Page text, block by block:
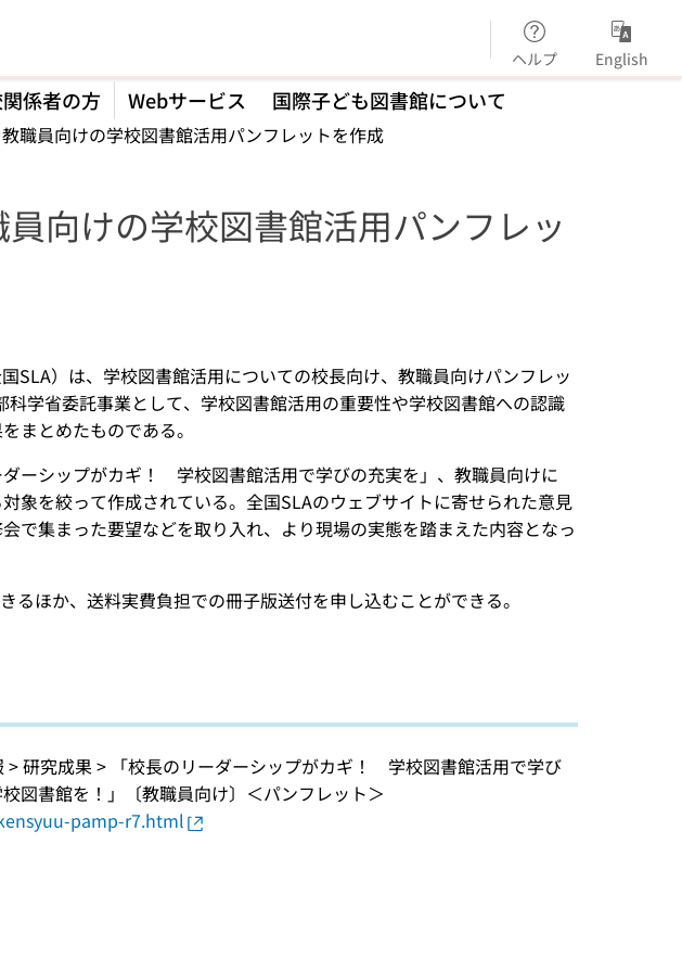
ヘルプ English
係者の方 Webサービス 国際子ども図書館について
職員向けの学校図書館活用パンフレットを作成
向けの学校図書館活用パンフレッ
SLA）は、学校図書館活用についての校長向け、教職員向けパンフレッ
学省委託事業として、学校図書館活用の重要性や学校図書館への認識
まとめたものである。
ーシップがカギ！ 学校図書館活用で学びの充実を」、教職員向けに
象を絞って作成されている。全国SLAのウェブサイトに寄せられた意見
で集まった要望などを取り入れ、より現場の実態を踏まえた内容となっ
ほか、送料実費負担での冊子版送付を申し込むことができる。
> 研究成果 > 「校長のリーダーシップがカギ！ 学校図書館活用で学び
図書館を！」〔教職員向け〕＜パンフレット＞
pamp-r7.html